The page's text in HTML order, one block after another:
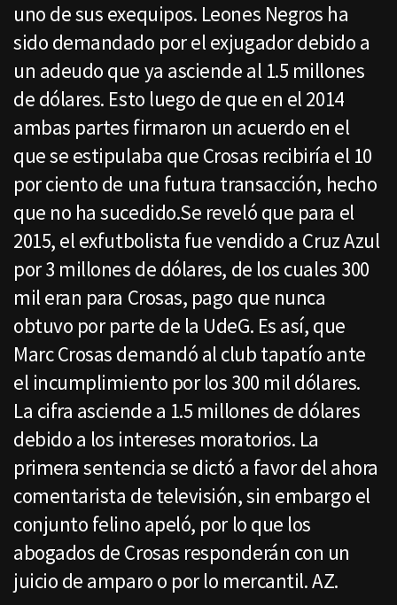
uno de sus exequipos. Leones Negros ha
sido demandado por el exjugador debido a
un adeudo que ya asciende al 1.5 millones
de dólares. Esto luego de que en el 2014
ambas partes firmaron un acuerdo en el
que se estipulaba que Crosas recibiría el 10
por ciento de una futura transacción, hecho
que no ha sucedido.Se reveló que para el
2015, el exfutbolista fue vendido a Cruz Azul
por 3 millones de dólares, de los cuales 300
mil eran para Crosas, pago que nunca
obtuvo por parte de la UdeG. Es así, que
Marc Crosas demandó al club tapatío ante
el incumplimiento por los 300 mil dólares.
La cifra asciende a 1.5 millones de dólares
debido a los intereses moratorios. La
primera sentencia se dictó a favor del ahora
comentarista de televisión, sin embargo el
conjunto felino apeló, por lo que los
abogados de Crosas responderán con un
juicio de amparo o por lo mercantil. AZ.